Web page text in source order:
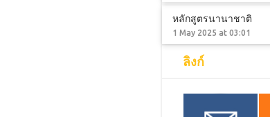
หลักสูตรนานาชาติ
1 May 2025 at 03:01
ลิงก์